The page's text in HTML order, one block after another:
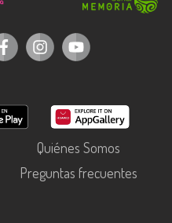
Quiénes Somos
Preguntas frecuentes